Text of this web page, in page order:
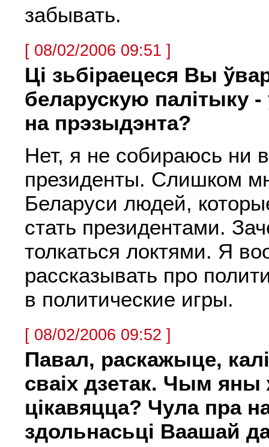
забывать.
[ 08/02/2006 09:51 ]
Ці зьбіраецеся Вы
беларускую палітыку -
на прэзыдэнта?
Нет, я не собираюсь ни
президенты. Слишком
Беларуси людей,
стать президентами.
толкаться локтями. Я
рассказывать про
в политические игры.
[ 08/02/2006 09:52 ]
Павал, раскажыце,
сваіх дзетак. Чым
цікавяцца? Чула пра
здольнасьці Ваашай